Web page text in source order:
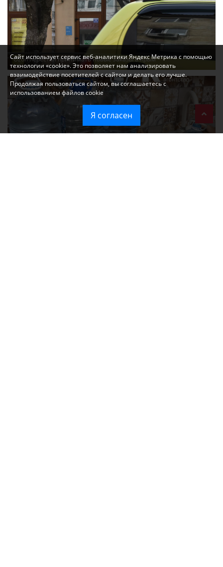
Ozon перестал принимать новые заказы в Крым
Сайт использует сервис веб-аналитики Яндекс Метрика с помощью
технологии «cookie». Это позволяет нам анализировать
взаимодействие посетителей с сайтом и делать его лучше.
Продолжая пользоваться сайтом, вы соглашаетесь с
использованием файлов cookie
Я согласен